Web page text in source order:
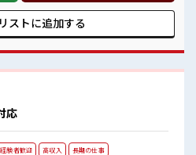
る≫ 困った事などがあれば、 担当がし
世代がた
ある職場！ 休憩室で楽しくランチ♪ 時間
場♪
ストに追加する
応
経験者歓迎 高収入
長期の仕事